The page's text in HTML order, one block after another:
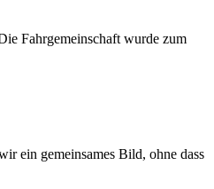
Fahrgemeinschaft wurde zum
ein gemeinsames Bild, ohne dass